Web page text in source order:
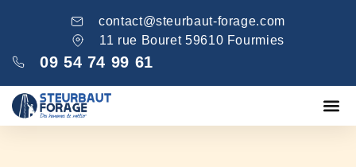
contact@steurbaut-forage.com
11 rue Bouret 59610 Fourmies
09 54 74 99 61